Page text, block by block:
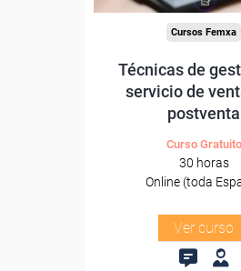
Cursos Femxa
Técnicas de
servicio de
postventa
Curso Gratuito
30 horas
Online (toda
Ver curso